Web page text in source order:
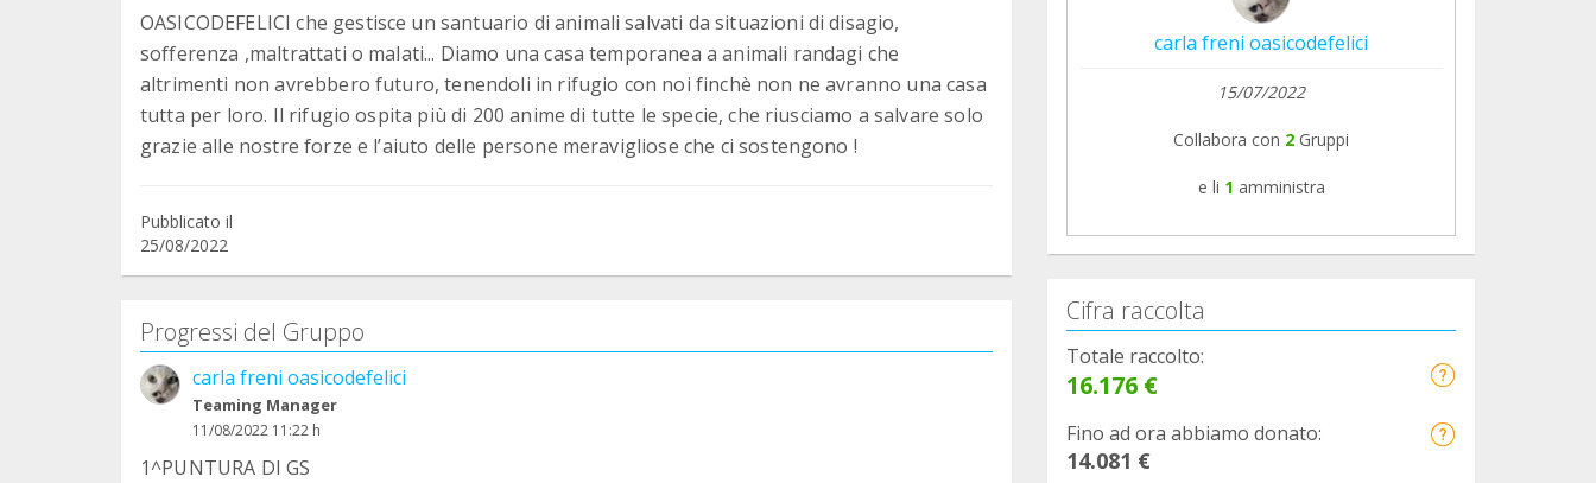
OASICODEFELICI che gestisce un santuario di animali salvati da situazioni di disagio,
sofferenza ,maltrattati o malati... Diamo una casa temporanea a animali randagi che
altrimenti non avrebbero futuro, tenendoli in rifugio con noi finchè non ne avranno una casa
tutta per loro. Il rifugio ospita più di 200 anime di tutte le specie, che riusciamo a salvare solo
grazie alle nostre forze e l’aiuto delle persone meravigliose che ci sostengono !
Pubblicato il
25/08/2022
Progressi del Gruppo
carla freni oasicodefelici
Teaming Manager
11/08/2022 11:22 h
1^PUNTURA DI GS
carla freni oasicodefelici
15/07/2022
Collabora con 2 Gruppi
e li 1 amministra
Cifra raccolta
Totale raccolto:
16.176 €
Fino ad ora abbiamo donato:
14.081 €